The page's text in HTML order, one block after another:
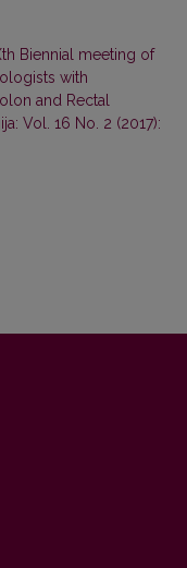
Biennial meeting of
with
and Rectal
Vol. 16 No. 2 (2017):